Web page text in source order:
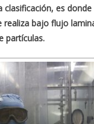
clasificación, es donde
realiza bajo flujo
partículas.